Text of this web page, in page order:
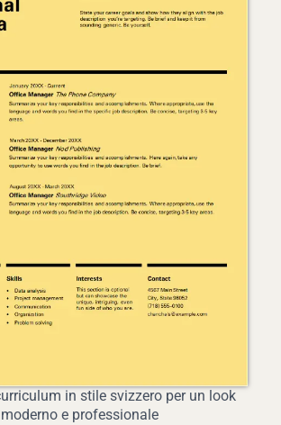
in stile svizzero per un look
moderno e professionale